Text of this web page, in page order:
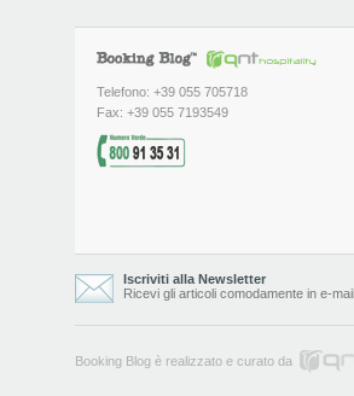
Telefono: +39 055 705718
Fax: +39 055 7193549
Iscriviti alla Newsletter
Ricevi gli articoli comodamente in e-mail
Booking Blog è realizzato e curato da